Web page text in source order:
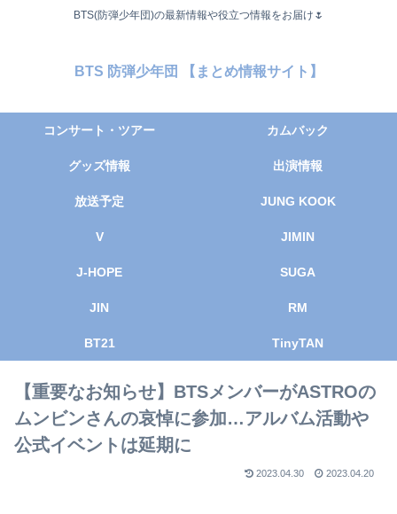
BTS(防弾少年団)の最新情報や役立つ情報をお届け🌷
BTS 防弾少年団 【まとめ情報サイト】
コンサート・ツアー カムバック
グッズ情報 出演情報
放送予定 JUNG KOOK
V JIMIN
J-HOPE SUGA
JIN RM
BT21 TinyTAN
【重要なお知らせ】BTSメンバーがASTROの
ムンビンさんの哀悼に参加…アルバム活動や
公式イベントは延期に
2023.04.30 2023.04.20